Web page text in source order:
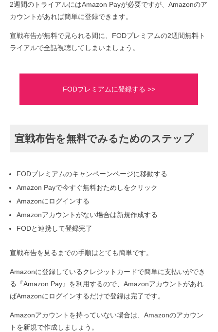
2週間のトライアルにはAmazon Payが必要ですが、Amazonのア
カウントがあれば簡単に登録できます。
宣戦布告が無料で見られる間に、FODプレミアムの2週間無料ト
ライアルで全話視聴してしまいましょう。
FODプレミアムに登録する >>
宣戦布告を無料でみるためのステップ
FODプレミアムのキャンペーンページに移動する
Amazon Payで今すぐ無料おためしをクリック
Amazonにログインする
Amazonアカウントがない場合は新規作成する
FODと連携して登録完了
宣戦布告を見るまでの手順はとても簡単です。
Amazonに登録しているクレジットカードで簡単に支払いができ
る『Amazon Pay』を利用するので、Amazonアカウントがあれ
ばAmazonにログインするだけで登録は完了です。
Amazonアカウントを持っていない場合は、Amazonのアカウン
トを新規で作成しましょう。